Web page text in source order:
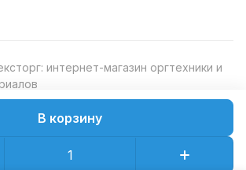
В корзину
интернет-магазин оргтехники и
Конфиденциальность